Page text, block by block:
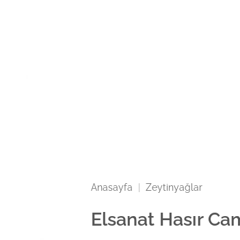
Anasayfa Zeytinyağlar
Elsanat Hasır